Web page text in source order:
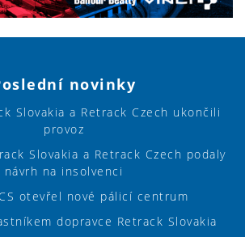
novinky
Slovakia a Retrack Czech ukončili
provoz
Slovakia a Retrack Czech podaly
návrh na insolvenci
CS otevřel nové pálicí centrum
dopravce Retrack Slovakia